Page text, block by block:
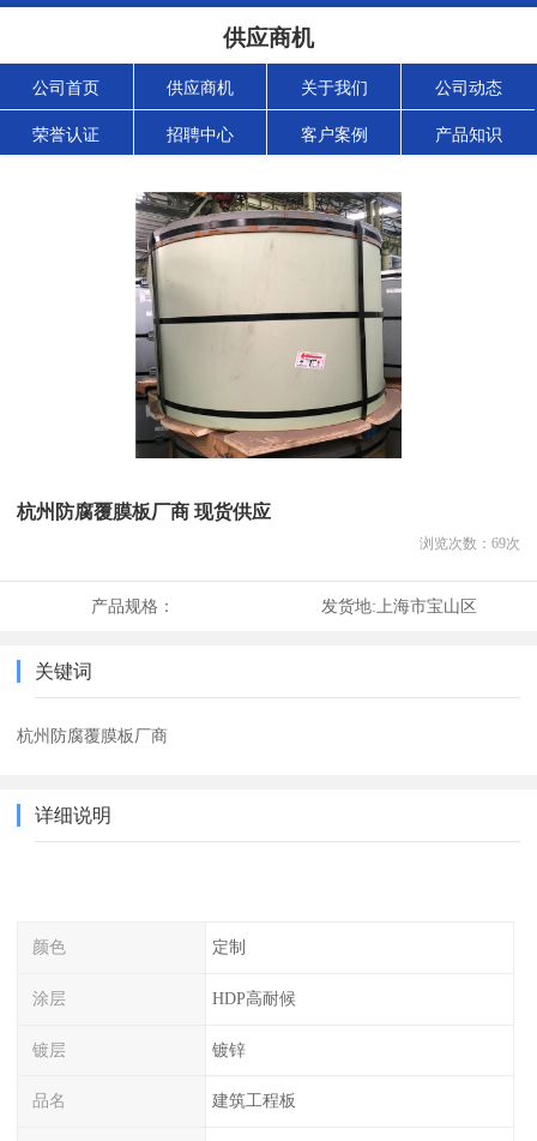
供应商机
公司首页 供应商机 关于我们 公司动态
荣誉认证 招聘中心 客户案例 产品知识
杭州防腐覆膜板厂商 现货供应
浏览次数： 69次
产品规格： 发货地: 上海市宝山区
关键词
杭州防腐覆膜板厂商
详细说明
颜色 定制
涂层 HDP高耐候
镀层 镀锌
品名 建筑工程板